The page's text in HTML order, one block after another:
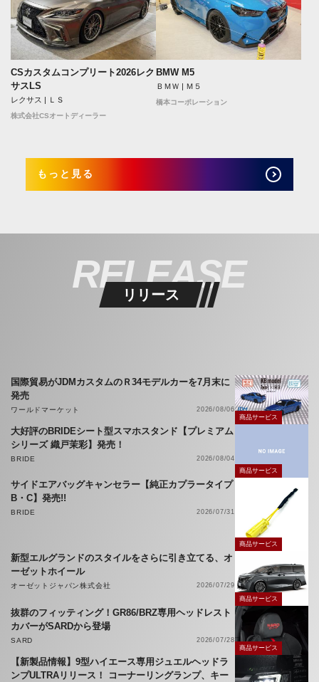
CSカスタムコンプリート2026レク
サスLS
レクサス | ＬＳ
株式会社CSオートディーラー
BMW M5
ＢＭＷ | Ｍ５
橋本コーポレーション
もっと見る
RELEASE
リリース
国際貿易がJDMカスタムのＲ34モデルカーを7月末に
発売
ワールドマーケット
2026/08/06
商品サービス
大好評のBRIDEシート型スマホスタンド【プレミアム
シリーズ 織戸茉彩】発売！
BRIDE
2026/08/04
商品サービス
サイドエアバッグキャンセラー【純正カプラータイプ
B・C】発売!!
BRIDE 2026/07/31
商品サービス
新型エルグランドのスタイルをさらに引き立てる、オ
ーゼットホイール
オーゼットジャパン株式会社
2026/07/29
商品サービス
抜群のフィッティング！GR86/BRZ専用ヘッドレスト
カバーがSARDから登場
SARD
2026/07/28
商品サービス
【新製品情報】9型ハイエース専用ジュエルヘッドラ
ンプULTRAリリース！ コーナーリングランプ、キー